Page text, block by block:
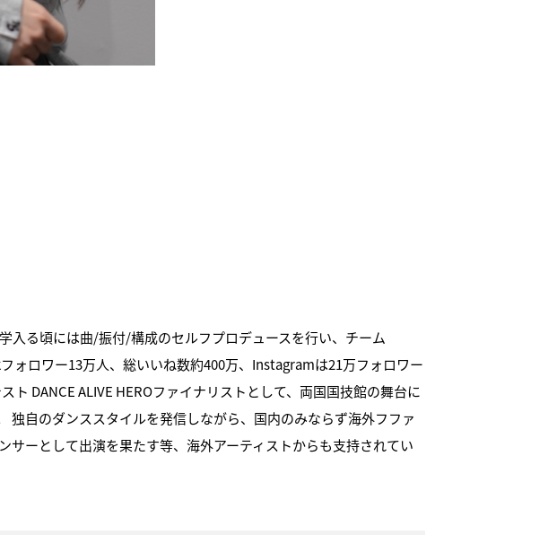
入る頃には曲/振付/構成のセルフプロデュースを行い、チーム
ォロワー13万人、総いいね数約400万、Instagramは21万フォロワー
DANCE ALIVE HEROファイナリストとして、両国国技館の舞台に
独自のダンススタイルを発信しながら、国内のみならず海外フファ
サーとして出演を果たす等、海外アーティストからも支持されてい